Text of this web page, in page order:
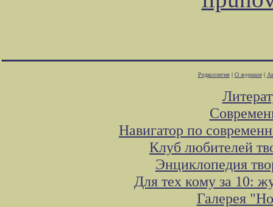
Редколлегия| О журнале|
Навигатор по
Клуб любителей
Энциклопедия
Для тех кому за 10:
Галерея